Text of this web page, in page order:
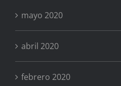
mayo 2020
abril 2020
febrero 2020